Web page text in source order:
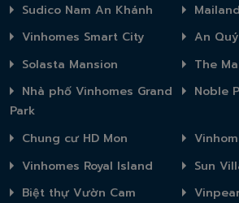
Sudico Nam An Khánh
Vinhomes Smart City
An
Solasta Mansion
The
Nhà phố Vinhomes Grand
Park
Noble
Chung cư HD Mon
Vinhomes Royal Island
Sun
Biệt thự Vườn Cam